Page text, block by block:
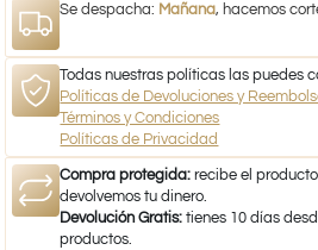
Se despacha: Mañana, hacemos
Todas nuestras políticas las puedes
Políticas de Devoluciones y
Términos y Condiciones
Políticas de Privacidad
Compra protegida: recibe el
devolvemos tu dinero.
Devolución Gratis: tienes 10 días
productos.